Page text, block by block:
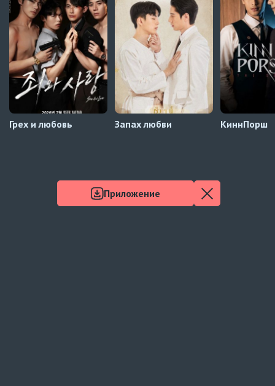
UAFLIX (украинский)
Навечно влюблённые
2 серия
UAFLIX (украинский)
Грех и любовь Запах любви КиннПорш
Приложение